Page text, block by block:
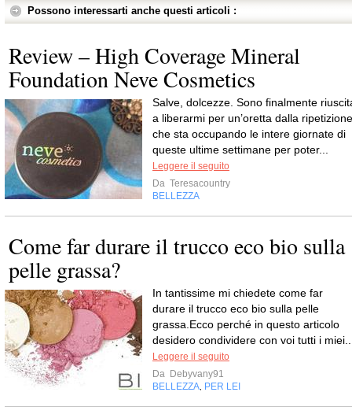
Possono interessarti anche questi articoli :
Review – High Coverage Mineral
Foundation Neve Cosmetics
Salve, dolcezze. Sono finalmente
a liberarmi per un’oretta dalla ripetizione
che sta occupando le intere giornate di
queste ultime settimane per poter...
Leggere il seguito
Da Teresacountry
BELLEZZA
Come far durare il trucco eco bio sulla
pelle grassa?
In tantissime mi chiedete come far
durare il trucco eco bio sulla pelle
grassa.Ecco perché in questo articolo
desidero condividere con voi tutti i
Leggere il seguito
Da Debyvany91
BELLEZZA PER LEI